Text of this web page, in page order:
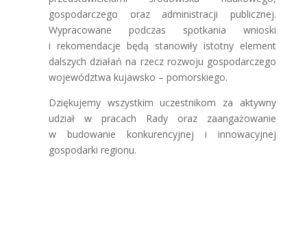
gospodarczego oraz administracji publicznej.
Wypracowane podczas spotkania wnioski
i rekomendacje będą stanowiły istotny element
dalszych działań na rzecz rozwoju gospodarczego
województwa kujawsko – pomorskiego.
Dziękujemy wszystkim uczestnikom za aktywny
udział w pracach Rady oraz zaangażowanie
w budowanie konkurencyjnej i innowacyjnej
gospodarki regionu.